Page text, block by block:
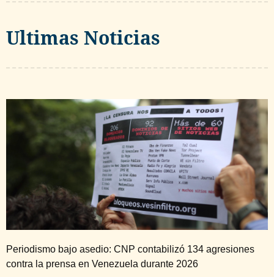
Ultimas Noticias
Periodismo bajo asedio: CNP contabilizó 134 agresiones
contra la prensa en Venezuela durante 2026